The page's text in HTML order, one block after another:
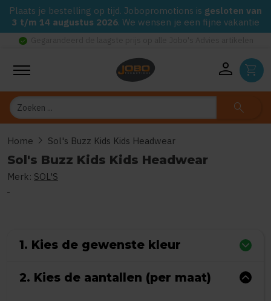
Plaats je bestelling op tijd. Jobopromotions is gesloten van
3 t/m 14 augustus 2026. We wensen je een fijne vakantie
check_circle
person shopping_cart
Zoeken search
Home chevron_right Sol's Buzz Kids Kids Headwear
Sol's Buzz Kids Kids Headwear
Merk: SOL'S
1. Kies de gewenste kleur
2. Kies de aantallen (per maat)